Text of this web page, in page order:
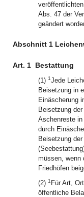
Abs. 47 der
geändert
Abschnitt 1
Art. 1 Bestattung
(1) 1Jede
Beisetzung in
Einäscherung
Beisetzung
Aschenreste
durch
Beisetzung
müssen, wenn
Friedhöfen
(2) 1 Für Art,
öffentliche